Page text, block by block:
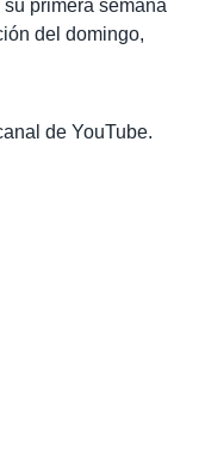
primera semana
del domingo,
de YouTube.